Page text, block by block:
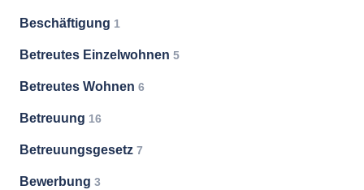
Beschäftigung 1
Betreutes Einzelwohnen 5
Betreutes Wohnen 6
Betreuung 16
Betreuungsgesetz 7
Bewerbung 3